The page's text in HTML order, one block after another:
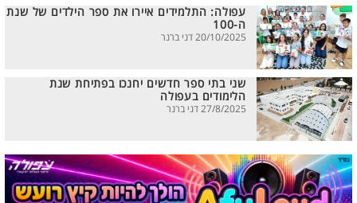
עפולה: התלמידים איירו את ספר הילדים של שנת
ה-100
20/10/2025 דני ברנר
שני בתי ספר חדשים יחנכו בפתיחת שנת
הלימודים בעפולה
27/8/2025 דני ברנר